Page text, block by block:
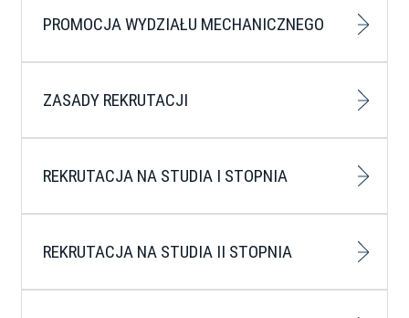
PROMOCJA WYDZIAŁU MECHANICZNEGO
ZASADY REKRUTACJI
REKRUTACJA NA STUDIA I STOPNIA
REKRUTACJA NA STUDIA II STOPNIA